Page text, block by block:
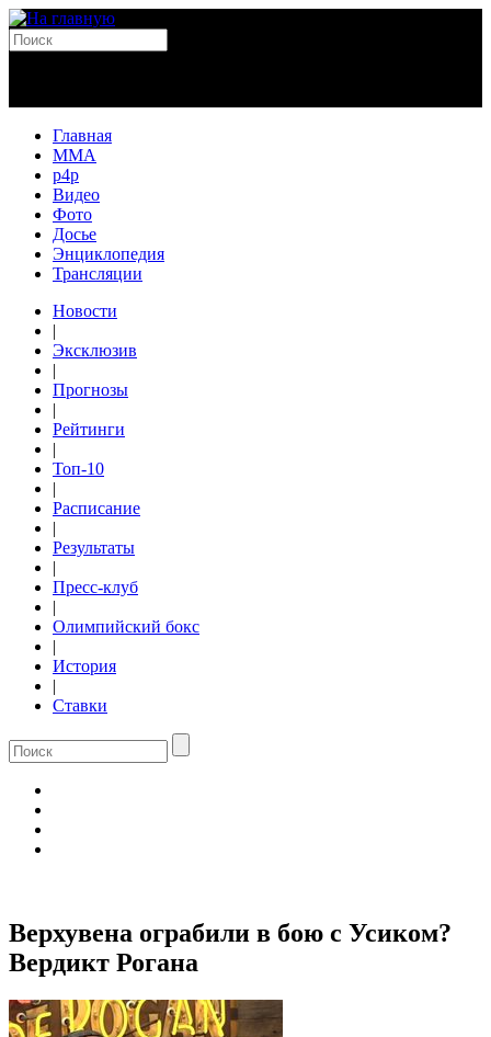
Главная
MMA
p4p
Видео
Фото
Досье
Энциклопедия
Трансляции
Новости
|
Эксклюзив
|
Прогнозы
|
Рейтинги
|
Топ-10
|
Расписание
|
Результаты
|
Пресс-клуб
|
Олимпийский бокс
|
История
|
Ставки
Верхувена ограбили в бою с Усиком?
Вердикт Рогана